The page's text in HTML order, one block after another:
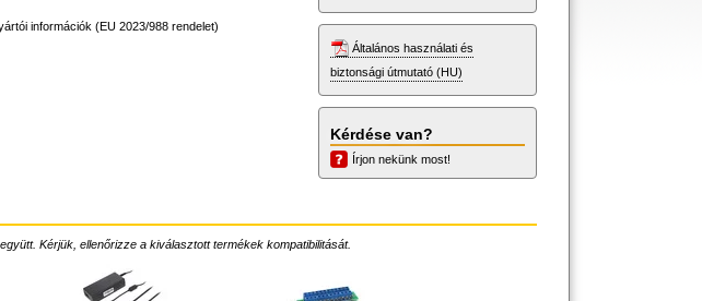
információk (EU 2023/988 rendelet)
Általános használati és
biztonsági útmutató (HU)
Kérdése van?
Írjon nekünk most!
Kérjük, ellenőrizze a kiválasztott termékek kompatibilitását.